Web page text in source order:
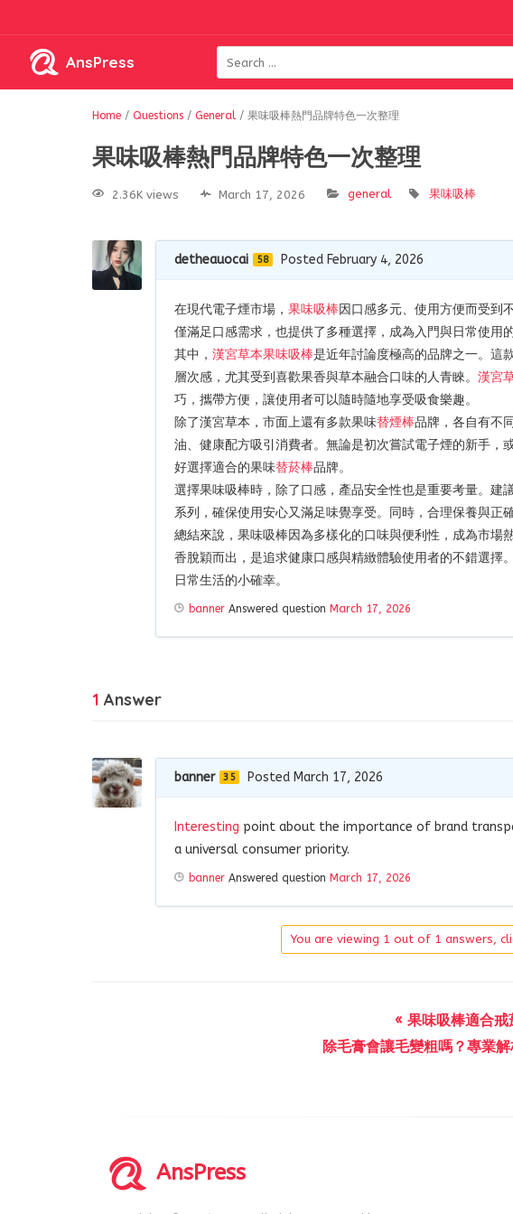
AnsPress
Home / Questions / General / 果味吸棒熱門品牌特色一次整理
果味吸棒熱門品牌特色一次整理
2.36K views March 17, 2026 general 果味吸棒
detheauocai 58 Posted February 4, 2026
在現代電子煙市場， 果味吸棒因口感多元、使用方便而受到
僅滿足口感需求，也提供了多種選擇，成為入門與日常使用的
其中， 漢宮草本果味吸棒是近年討論度極高的品牌之一。這
層次感，尤其受到喜歡果香與草本融合口味的人青睞。 漢宮
巧，攜帶方便，讓使用者可以隨時隨地享受吸食樂趣。
除了漢宮草本，市面上還有多款果味替煙棒品牌，各自有不
油、健康配方吸引消費者。無論是初次嘗試電子煙的新手，
好選擇適合的果味替菸棒品牌。
選擇果味吸棒時，除了口感，產品安全性也是重要考量。建
系列，確保使用安心又滿足味覺享受。同時，合理保養與正
總結來說，果味吸棒因為多樣化的口味與便利性，成為市場
香脫穎而出，是追求健康口感與精緻體驗使用者的不錯選擇
日常生活的小確幸。
banner Answered question March 17, 2026
1 Answer
banner 35 Posted March 17, 2026
Interesting point about the importance of brand
a universal consumer priority.
banner Answered question March 17, 2026
You are viewing 1 out of 1 answers,
« 果味吸棒適合戒
除毛膏會讓毛變粗嗎？專業
AnsPress